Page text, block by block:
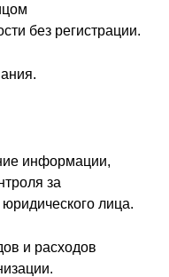
без регистрации.
информации,
за
лица.
и расходов